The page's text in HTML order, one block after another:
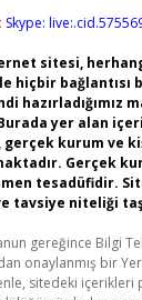
Skype:
sitesi,
hiçbir bağlantısı
hazırladığımız
yer alan
gerçek kurum ve
Gerçek
tesadüfidir.
tavsiye niteliği
gereğince Bilgi
onaylanmış bir
sitedeki